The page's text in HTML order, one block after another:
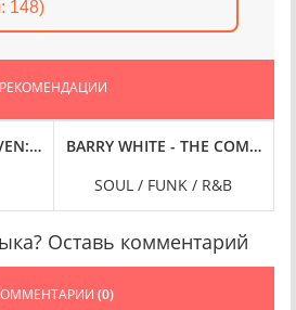
148)
РЕКОМЕНДАЦИИ
FLAC
BIT HI-RES] (2025) FLAC
SYMPHONIES, VOL. 5 [24-BIT HI-
BARRY WHITE - THE
SOUL / FUNK / R&B
Оставь комментарий
(0)